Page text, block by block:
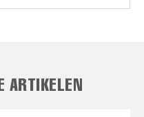
ARTIKELEN